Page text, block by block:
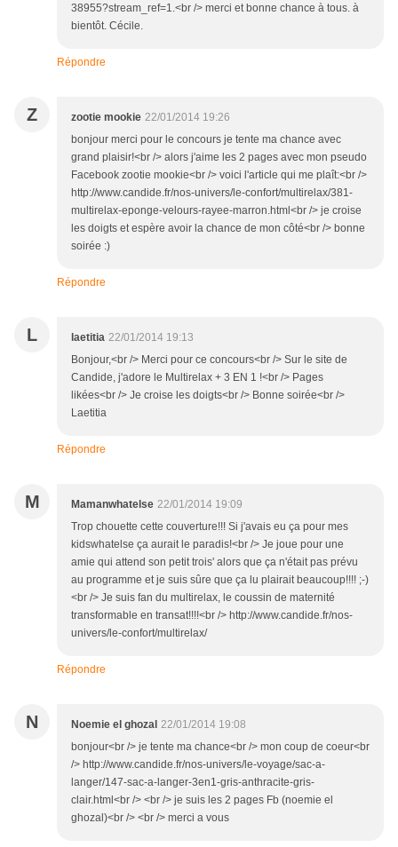
38955?stream_ref=1.<br /> merci et bonne chance à tous. à
bientôt. Cécile.
Répondre
Z zootie mookie 22/01/2014 19:26
bonjour merci pour le concours je tente ma chance avec
grand plaisir!<br /> alors j'aime les 2 pages avec mon pseudo
Facebook zootie mookie<br /> voici l'article qui me plaît:<br />
http://www.candide.fr/nos-univers/le-confort/multirelax/381-
multirelax-eponge-velours-rayee-marron.html<br /> je croise
les doigts et espère avoir la chance de mon côté<br /> bonne
soirée :)
Répondre
L laetitia 22/01/2014 19:13
Bonjour,<br /> Merci pour ce concours<br /> Sur le site de
Candide, j'adore le Multirelax + 3 EN 1 !<br /> Pages
likées<br /> Je croise les doigts<br /> Bonne soirée<br />
Laetitia
Répondre
M Mamanwhatelse 22/01/2014 19:09
Trop chouette cette couverture!!! Si j'avais eu ça pour mes
kidswhatelse ça aurait le paradis!<br /> Je joue pour une
amie qui attend son petit trois' alors que ça n'était pas prévu
au programme et je suis sûre que ça lu plairait beaucoup!!!! ;-)
<br /> Je suis fan du multirelax, le coussin de maternité
transformable en transat!!!!<br /> http://www.candide.fr/nos-
univers/le-confort/multirelax/
Répondre
N Noemie el ghozal 22/01/2014 19:08
bonjour<br /> je tente ma chance<br /> mon coup de coeur<br
/> http://www.candide.fr/nos-univers/le-voyage/sac-a-
langer/147-sac-a-langer-3en1-gris-anthracite-gris-
clair.html<br /> <br /> je suis les 2 pages Fb (noemie el
ghozal)<br /> <br /> merci a vous